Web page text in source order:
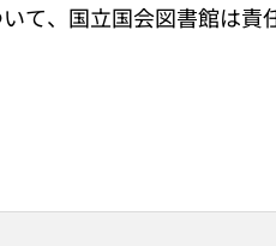
て、国立国会図書館は責